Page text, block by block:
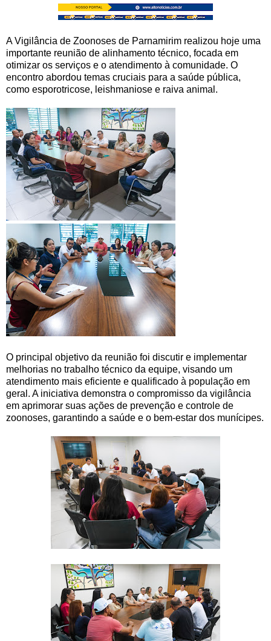
A Vigilância de Zoonoses de Parnamirim realizou hoje uma
importante reunião de alinhamento técnico, focada em
otimizar os serviços e o atendimento à comunidade. O
encontro abordou temas cruciais para a saúde pública,
como esporotricose, leishmaniose e raiva animal.
O principal objetivo da reunião foi discutir e implementar
melhorias no trabalho técnico da equipe, visando um
atendimento mais eficiente e qualificado à população em
geral. A iniciativa demonstra o compromisso da vigilância
em aprimorar suas ações de prevenção e controle de
zoonoses, garantindo a saúde e o bem-estar dos munícipes.